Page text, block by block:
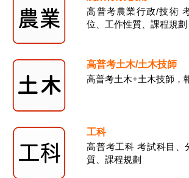
高普考農業行政/技術
位、工作性質、課程規劃
高普考土木/土木技師
高普考土木+土木技師，
工科
高普考工科 考試科目、
質、課程規劃